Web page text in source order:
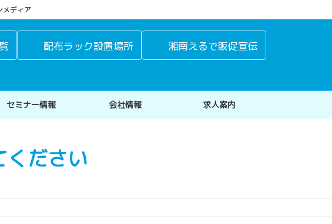
メディア
配布ラック設置場所 湘南えるで販促宣伝
セミナー情報 会社情報 求人案内
ください